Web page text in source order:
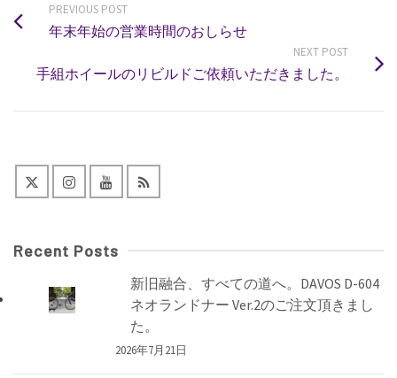
PREVIOUS POST
年末年始の営業時間のおしらせ
NEXT POST
手組ホイールのリビルドご依頼いただきました。
Recent Posts
新旧融合、すべての道へ。DAVOS D-604
ネオランドナー Ver.2のご注文頂きまし
た。
2026年7月21日